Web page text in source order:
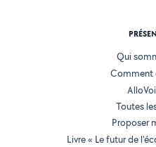
Qui
Comment
Toutes
Proposer
Livre « Le futur de